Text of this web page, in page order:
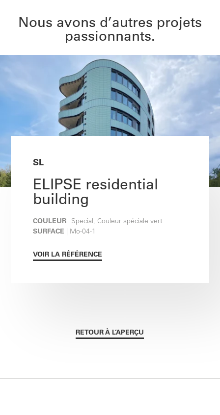
Nous avons d’autres projets
passionnants.
SL
ELIPSE residential
building
COULEUR | Special, Couleur spéciale vert
SURFACE | Mo-04-1
VOIR LA RÉFÉRENCE
RETOUR À L’APERÇU